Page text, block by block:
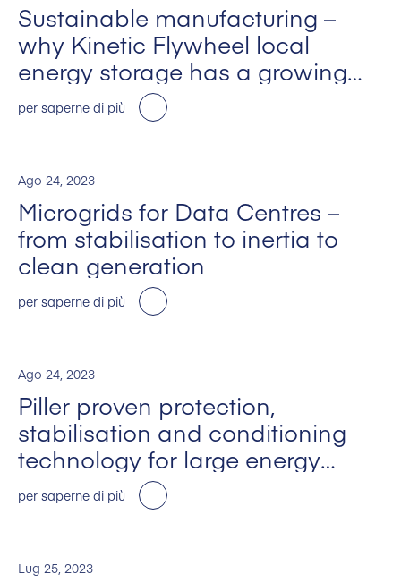
Sustainable manufacturing –
why Kinetic Flywheel local
energy storage has a growing
part to play on the journey to net
zero
per saperne di più
Ago 24, 2023
Microgrids for Data Centres –
from stabilisation to inertia to
clean generation
per saperne di più
Ago 24, 2023
Piller proven protection,
stabilisation and conditioning
technology for large energy
intensive industries
per saperne di più
Lug 25, 2023